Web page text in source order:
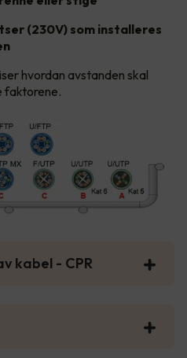
(230V) som installeres
hvordan avstanden skal
faktorene.
kabel - CPR